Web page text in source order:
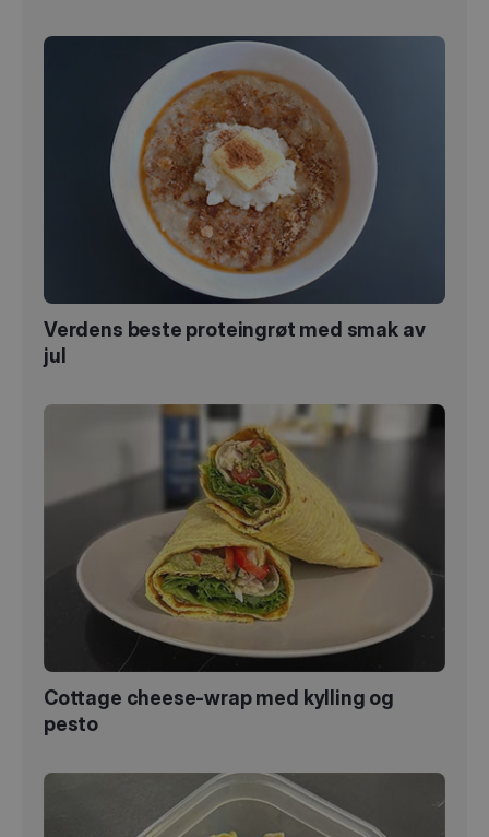
Verdens beste proteingrøt med smak av
jul
Cottage cheese-wrap med kylling og
pesto